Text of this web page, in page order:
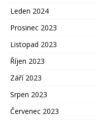
Leden 2024
Prosinec 2023
Listopad 2023
Říjen 2023
Září 2023
Srpen 2023
Červenec 2023